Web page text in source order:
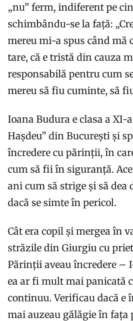
„nu” ferm, indiferent pe
schimbându-se la față:
mereu mi-a spus când mă
tare, că e tristă din cauza
responsabilă pentru cum
mereu să fiu cuminte, să
Ioana Budura e clasa a XI-
Hașdeu” din București și
încredere cu părinții, în
cum să fii în siguranță.
ani cum să strige și să
dacă se simte în pericol.
Cât era copil și mergea în
străzile din Giurgiu cu
Părinții aveau încredere –
ea ar fi mult mai panicată
continuu. Verificau dacă e
mai auzeau gălăgie în fața